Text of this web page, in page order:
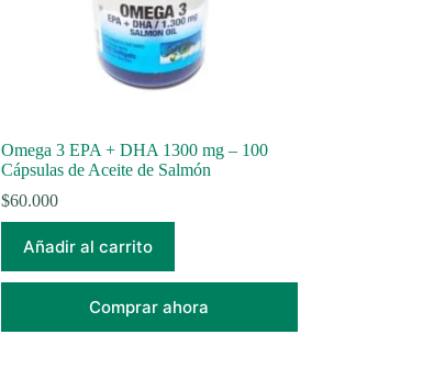
Omega 3 EPA + DHA 1300 mg – 100
Cápsulas de Aceite de Salmón
$60.000
Añadir al carrito
Comprar ahora